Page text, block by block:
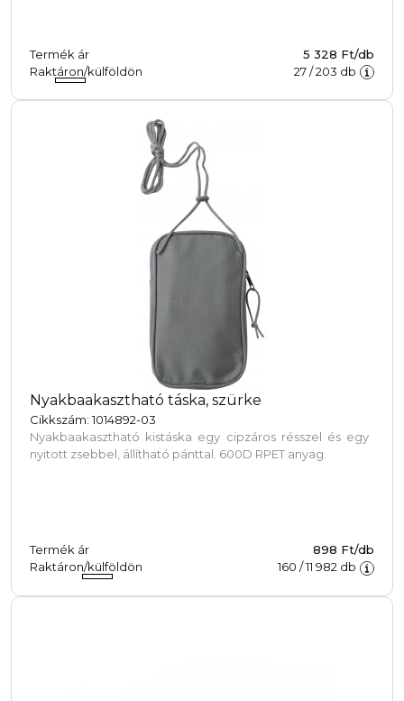
Termék ár
5 328 Ft/db
Raktáron/külföldön
27/203 db
Nyakbaakasztható táska, szürke
Cikkszám: 1014892-03
Nyakbaakasztható kistáska egy cipzáros résszel és egy
nyitott zsebbel, állítható pánttal. 600D RPET anyag.
Termék ár
898 Ft/db
Raktáron/külföldön
160 /11 982 db